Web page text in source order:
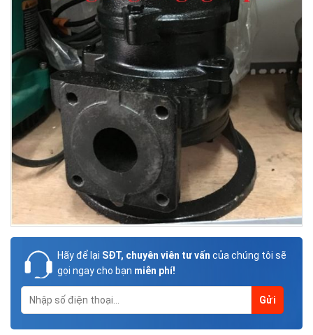
Hãy để lại SĐT, chuyên viên tư vấn của chúng tôi sẽ
gọi ngay cho bạn miễn phí!